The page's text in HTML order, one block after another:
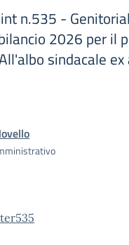
n.535 -
2026 per il
sindacale